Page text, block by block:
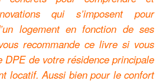
qui s’imposent pour
logement en fonction de ses
recommande ce livre si vous
DPE de votre résidence principale
locatif. Aussi bien pour le confort